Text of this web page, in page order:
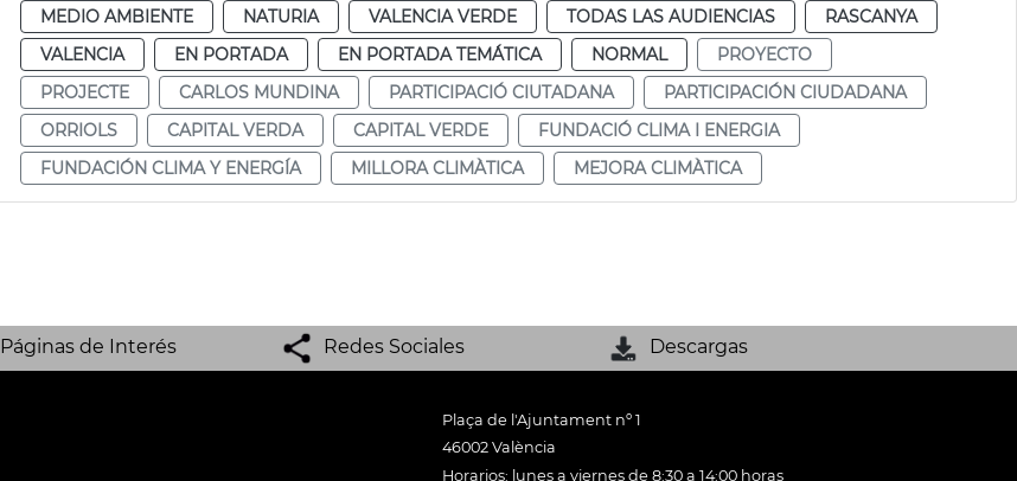
MEDIO AMBIENTE NATURIA VALENCIA VERDE TODAS LAS AUDIENCIAS
RASCANYA
VALENCIA
EN PORTADA EN PORTADA TEMÁTICA NORMAL
PROYECTO
PROJECTE
CARLOS MUNDINA PARTICIPACIÓ CIUTADANA
PARTICIPACIÓN CIUDADANA
ORRIOLS
CAPITAL VERDA CAPITAL VERDE
FUNDACIÓ CLIMA I ENERGIA
FUNDACIÓN CLIMA Y ENERGÍA
MILLORA CLIMÀTICA MEJORA CLIMÀTICA
Páginas de Interés Redes Sociales Descargas
Plaça de l'Ajuntament nº 1
46002 València
Horarios: lunes a viernes de 8:30 a 14:00 horas